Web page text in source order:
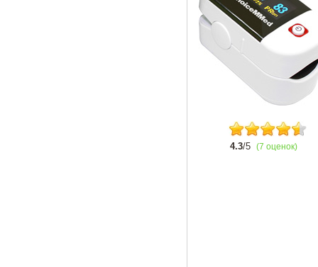
4.3/5 (7 оценок)